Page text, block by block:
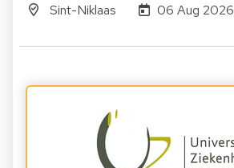
Sint-Niklaas
06 Aug 2026